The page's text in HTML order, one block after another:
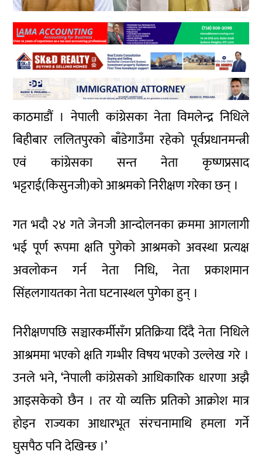
काठमाडौं । नेपाली कांग्रेसका नेता विमलेन्द्र निधिले
बिहीबार ललितपुरको बाँडेगाउँमा रहेको पूर्वप्रधानमन्त्री
एवं कांग्रेसका सन्त नेता कृष्णप्रसाद
भट्टराई(किसुनजी)को आश्रमको निरीक्षण गरेका छन् ।
गत भदौ २४ गते जेनजी आन्दोलनका क्रममा आगलागी
भई पूर्ण रूपमा क्षति पुगेको आश्रमको अवस्था प्रत्यक्ष
अवलोकन गर्न नेता निधि, नेता प्रकाशमान
सिंहलगायतका नेता घटनास्थल पुगेका हुन् ।
निरीक्षणपछि सञ्चारकर्मीसँग प्रतिक्रिया दिँदै नेता निधिले
आश्रममा भएको क्षति गम्भीर विषय भएको उल्लेख गरे ।
उनले भने, ‘नेपाली कांग्रेसको आधिकारिक धारणा अझै
आइसकेको छैन । तर यो व्यक्ति प्रतिको आक्रोश मात्र
होइन राज्यका आधारभूत संरचनामाथि हमला गर्ने
घुसपैठ पनि देखिन्छ ।’